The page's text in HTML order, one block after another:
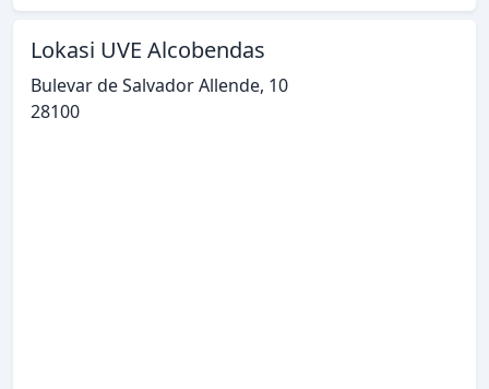
Lokasi UVE Alcobendas
Bulevar de Salvador Allende, 10
28100